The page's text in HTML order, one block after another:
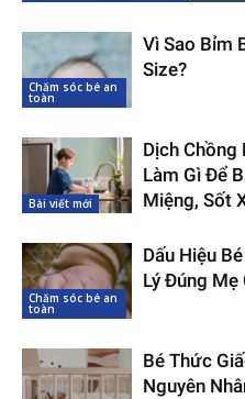
Chăm sóc bé an
toàn
Vì Sao Bỉm
Size?
Bài viết mới
Dịch Chồng
Làm Gì Để
Miệng, Sốt
Chăm sóc bé an
toàn
Dấu Hiệu
Lý Đúng Mẹ
Bé Thức
Nguyên